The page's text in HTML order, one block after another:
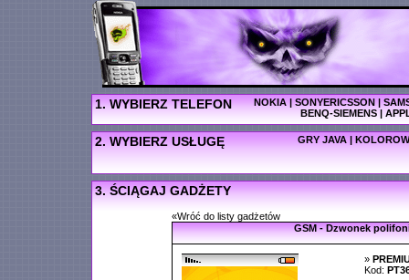
1. WYBIERZ TELEFON NOKIA|SONYERICSSON|
BENQ-SIEMENS|
2. WYBIERZ USŁUGĘ GRY JAVA |
3. ŚCIĄGAJ GADŻETY
«Wróć do listy gadżetów
GSM - Dzwonek
»
Kod: